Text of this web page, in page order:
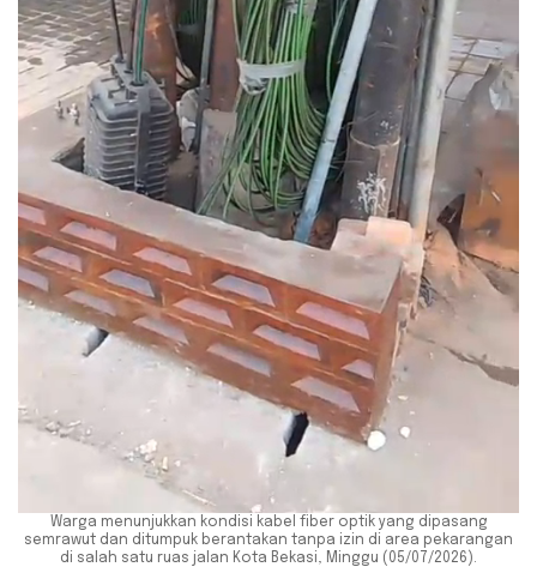
Warga menunjukkan kondisi kabel fiber optik yang dipasang
semrawut dan ditumpuk berantakan tanpa izin di area pekarangan
di salah satu ruas jalan Kota Bekasi, Minggu (05/07/2026).